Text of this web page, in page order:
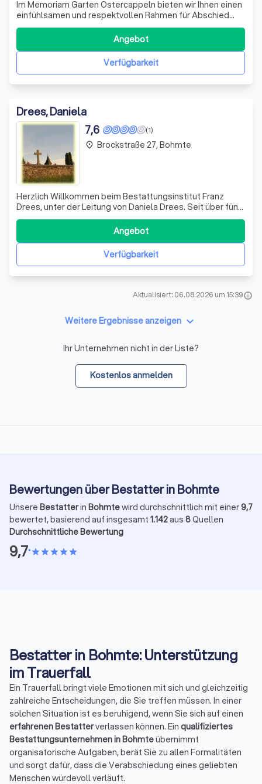
Im Memoriam Garten Ostercappeln bieten wir Ihnen einen
einfühlsamen und respektvollen Rahmen für Abschied
und Trauer. Unser Ziel ist es, den Angehörigen in dieser
schweren Zeit beizustehen und einen Ort zu schaffen, der
Trost und Frieden spendet. Wir verstehen, dass jeder
Abschied einzigartig ist, uVerfügbarkeit
Angebot
Drees, Daniela
(1)
7,6
Herzlich Willkommen beim Bestattungsinstitut Franz
Drees, unter der Leitung von Daniela Drees. Seit über fünf
Jahrzehnten stehen wir Ihnen in schweren Zeiten zur Seite
und begleiten Sie einfühlsam durch den Trauerprozess.
Der Verlust eines geliebten Menschen ist eine
tiefgreifende Erfahrung, und wir
Verfügbarkeit
Angebot
place Brockstraße 27, Bohmte
Aktualisiert: 06.08.2026 um 15:39info
Weitere Ergebnisse anzeigen keyboard_arrow_down
Ihr Unternehmen nicht in der Liste?
Kostenlos anmelden
Bewertungen über Bestatter in Bohmte
Unsere Bestatterin Bohmtewird durchschnittlich mit einer9,7
bewertet, basierend auf insgesamt 1.142aus 8Quellen
Durchschnittliche Bewertung
9,7•starstarstarstarstar
Bestatter in Bohmte: Unterstützung
im Trauerfall
Ein Trauerfall bringt viele Emotionen mit sich und gleichzeitig
zahlreiche Entscheidungen, die Sie treffen müssen. In einer
solchen Situation ist es beruhigend, wenn Sie sich auf einen
erfahrenen Bestatterverlassen können. Ein qualifiziertes
Bestattungsunternehmen in Bohmteübernimmt
organisatorische Aufgaben, berät Sie zu allen Formalitäten
und sorgt dafür, dass die Verabschiedung eines geliebten
Menschen würdevoll verläuft.